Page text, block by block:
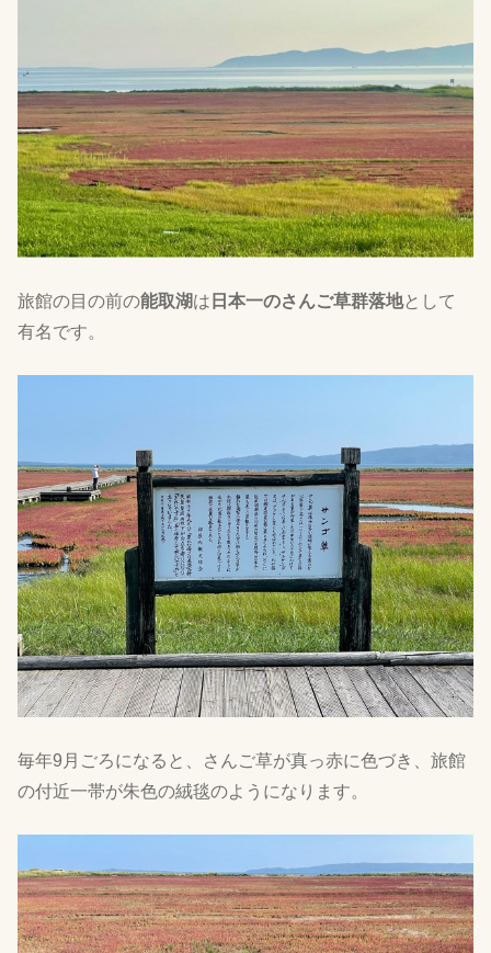
旅館の目の前の能取湖は 日本一のさんご草群落地として
有名です。
毎年9月ごろになると、さんご草が真っ赤に色づき、旅館
の付近一帯が朱色の絨毯のようになります。